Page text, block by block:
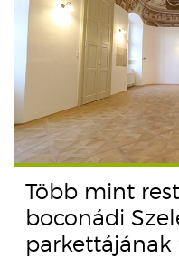
Több mint
boconádi